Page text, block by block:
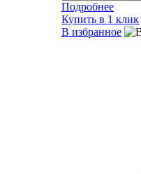
Подробнее
Купить в 1 клик
В избранное